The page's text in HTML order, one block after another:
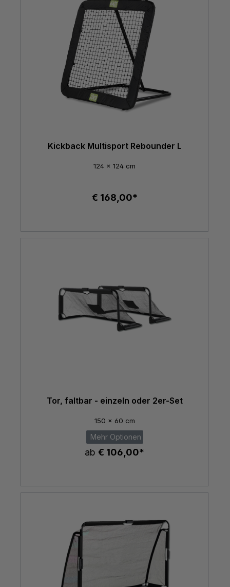
Kickback Multisport Rebounder L
124 x 124 cm
€ 168,00*
Tor, faltbar - einzeln oder 2er-Set
150 x 60 cm
Mehr Optionen
ab € 106,00*